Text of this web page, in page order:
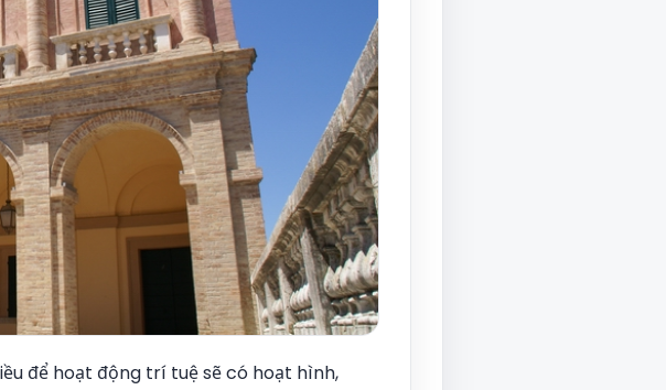
để hoạt động trí tuệ sẽ có hoạt hình,